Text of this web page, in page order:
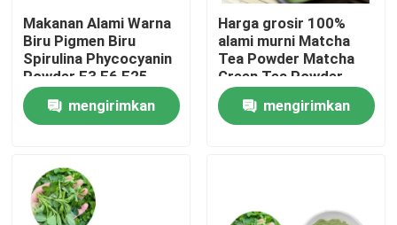
Rumah
Produk
Makanan Alami Warna
Biru Pigmen Biru
Spirulina Phycocyanin
Powder E3 E6 E25
mengirimkan
Harga grosir 100%
alami murni Matcha
Tea Powder Matcha
Green Tea Powder
mengirimkan